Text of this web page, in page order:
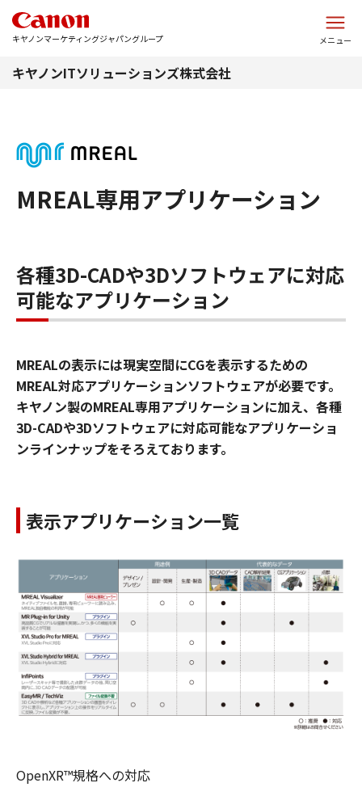
キヤノンマーケティングジャパングループ メニュー
キヤノンITソリューションズ株式会社
MREAL専用アプリケーション
各種3D-CADや3Dソフトウェアに対応
可能なアプリケーション
MREALの表示には現実空間にCGを表示するための
MREAL対応アプリケーションソフトウェアが必要です。
キヤノン製のMREAL専用アプリケーションに加え、各種
3D-CADや3Dソフトウェアに対応可能なアプリケーショ
ンラインナップをそろえております。
表示アプリケーション一覧
OpenXR™規格への対応